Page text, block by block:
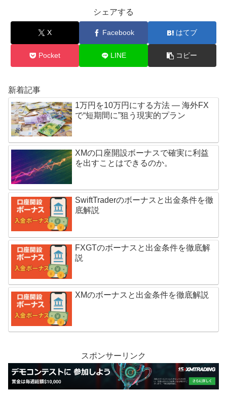
シェアする
X Facebook はてブ
Pocket LINE コピー
新着記事
1万円を10万円にする方法 — 海外FX
で“短期間に”狙う現実的プラン
XMの口座開設ボーナスで確実に利益
を出すことはできるのか。
SwiftTraderのボーナスと出金条件を徹
底解説
FXGTのボーナスと出金条件を徹底解
説
XMのボーナスと出金条件を徹底解説
スポンサーリンク